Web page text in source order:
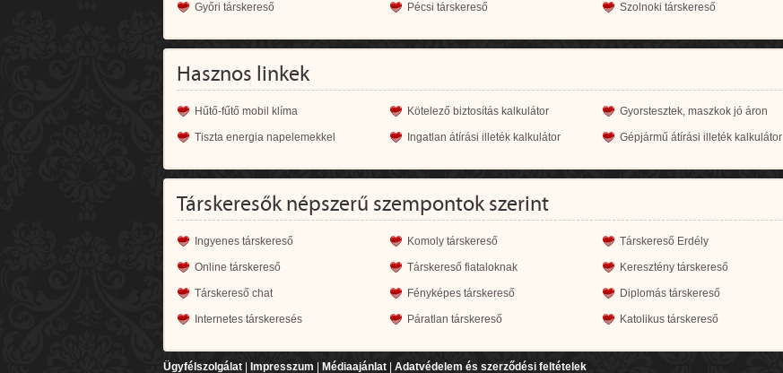
Győri társkereső Pécsi társkereső Szolnoki társkereső
Hasznos linkek
Hűtő-fűtő mobil klíma Kötelező biztosítás kalkulátor Gyorstesztek, maszkok jó áron
Tiszta energia napelemekkel Ingatlan átírási illeték kalkulátor Gépjármű átírási illeték kalkulátor
Társkeresők népszerű szempontok szerint
Ingyenes társkereső Komoly társkereső Társkereső Erdély
Online társkereső Társkereső fiataloknak Keresztény társkereső
Társkereső chat Fényképes társkereső Diplomás társkereső
Internetes társkeresés Páratlan társkereső Katolikus társkereső
Ügyfélszolgálat Impresszum Médiaajánlat Adatvédelem és szerződési feltételek